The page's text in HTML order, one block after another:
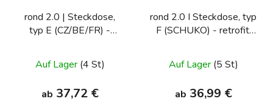
rond 2.0 | Steckdose,
typ E (CZ/BE/FR) -
Auf Lager (4 St)
ab 37,72 €
rond 2.0 I Steckdose, typ
F (SCHUKO) - retrofit,
Auf Lager (5 St)
ab 36,99 €